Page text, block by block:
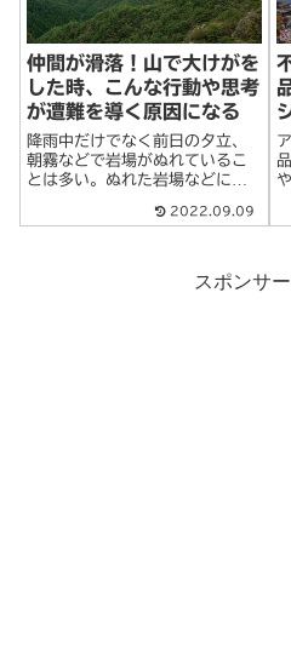
仲間が滑落！山で大けがを
した時、こんな行動や思考
が遭難を導く原因になる
降雨中だけでなく前日の夕立、
朝霧などで岩場がぬれているこ
とは多い。ぬれた岩場などにさ
ず注意を喚起しあうことが大切
で、あっても大規模な転滑落に
結びつく可能性があ>続きを読む
2022.09.09
スポンサ